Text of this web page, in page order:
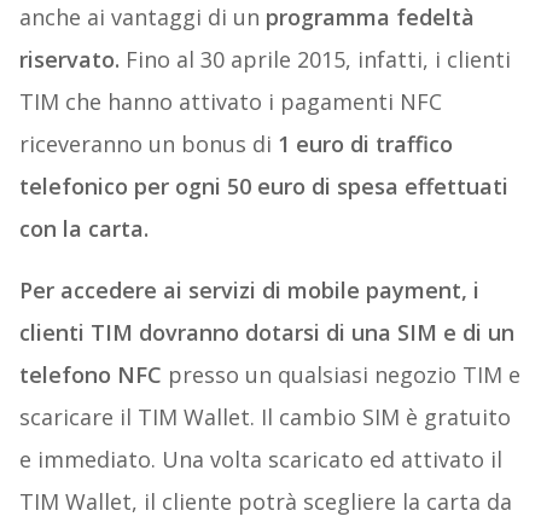
anche ai vantaggi di un programma fedeltà
riservato. Fino al 30 aprile 2015, infatti, i clienti
TIM che hanno attivato i pagamenti NFC
riceveranno un bonus di 1 euro di traffico
telefonico per ogni 50 euro di spesa effettuati
con la carta.
Per accedere ai servizi di mobile payment, i
clienti TIM dovranno dotarsi di una SIM e di un
telefono NFC presso un qualsiasi negozio TIM e
scaricare il TIM Wallet. Il cambio SIM è gratuito
e immediato. Una volta scaricato ed attivato il
TIM Wallet, il cliente potrà scegliere la carta da